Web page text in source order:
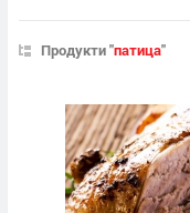
Продукти "патица"